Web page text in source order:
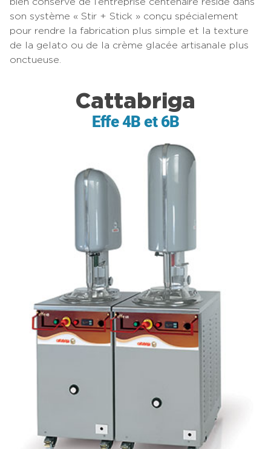
son système « Stir + Stick » conçu spécialement
pour rendre la fabrication plus simple et la texture
de la gelato ou de la crème glacée artisanale plus
onctueuse.
Cattabriga
Effe 4B et 6B